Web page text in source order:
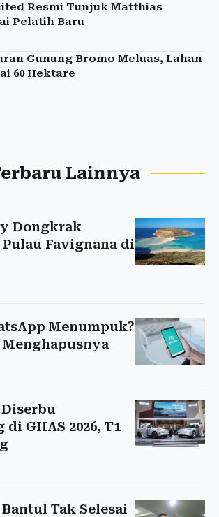
Resmi Tunjuk Matthias
Pelatih Baru
Gunung Bromo Meluas, Lahan
60 Hektare
Lainnya
Dongkrak
Favignana di
Menumpuk?
Menghapusnya
GIIAS 2026, T1
Tak Selesai